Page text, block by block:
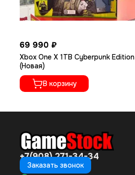
69 990 ₽
Xbox One X 1TB Cyberpunk Edition
(Новая)
В корзину
+7(908) 271-34-34
Заказать звонок